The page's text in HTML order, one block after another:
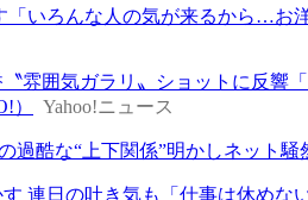
いろんな人の気が来るから…お
雰囲気ガラリ〟ショットに反響
）
Yahoo!ニュース
酷な“上下関係”明かしネット騒
連日の吐き気も「仕事は休めな